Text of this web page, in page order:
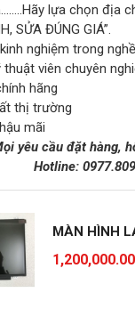
lựa chọn địa
SỬA ĐÚNG GIÁ”.
nghiệm trong
viên chuyên
hãng
thị trường
mãi
yêu cầu đặt hàng,
Hotline:
MÀN HÌNH
1,200,000.00